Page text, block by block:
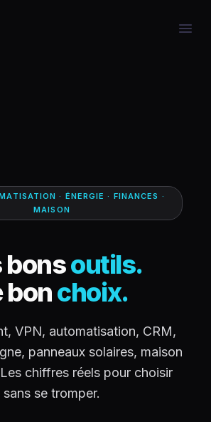
· ÉNERGIE · FINANCES ·
MAISON
bonsoutils.
bonchoix.
VPN, automatisation, CRM,
panneaux solaires, maison
chiffres réels pour choisir
sans se tromper.